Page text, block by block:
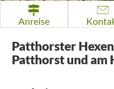
Anreise
Patthorster
Patthorst und am